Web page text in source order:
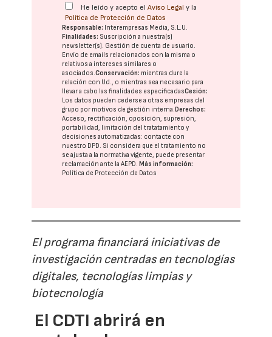
He leído y acepto elAviso Legal y la
Política de Protección de Datos
Responsable: Interempresas Media, S.L.U.
Finalidades: Suscripción a nuestra(s)
newsletter(s). Gestión de cuenta de usuario.
Envío de emails relacionados con la misma o
relativos a intereses similares o
asociados.Conservación: mientras dure la
relación con Ud., o mientras sea necesario para
llevar a cabo las finalidades especificadasCesión:
Los datos pueden cederse a otras empresas del
grupo por motivos de gestión interna. Derechos:
Acceso, rectificación, oposición, supresión,
portabilidad, limitación del tratatamiento y
decisiones automatizadas: contacte con
nuestro DPD. Si considera que el tratamiento no
se ajusta a la normativa vigente, puede presentar
reclamación ante laAEPD. Más información:
Política de Protección de Datos
El programa financiará iniciativas de
investigación centradas en tecnologías
digitales, tecnologías limpias y
biotecnología
El CDTI abrirá en